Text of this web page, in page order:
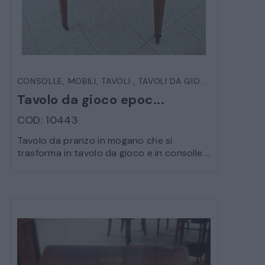
CONSOLLE, MOBILI, TAVOLI , TAVOLI DA GIOCO
Tavolo da gioco epoc...
COD: 10443
Tavolo da pranzo in mogano che si
trasforma in tavolo da gioco e in consolle....